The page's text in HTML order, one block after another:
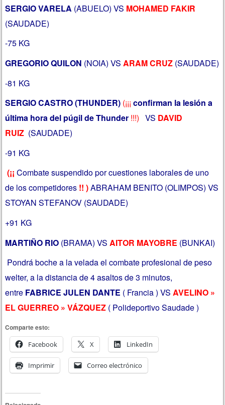
SERGIO VARELA (ABUELO) VS MOHAMED FAKIR
(SAUDADE)
-75 KG
GREGORIO QUILON (NOIA) VSARAM CRUZ (SAUDADE)
-81 KG
SERGIO CASTRO (THUNDER) (¡¡¡ confirman la lesión a
última hora del púgil de Thunder !!!) VS DAVID
RUIZ (SAUDADE)
-91 KG
(¡¡ Combate suspendido por cuestiones laborales de uno
de los competidores !! )ABRAHAM BENITO (OLIMPOS) VS
STOYAN STEFANOV (SAUDADE)
+91 KG
MARTIÑO RIO (BRAMA) VSAITOR MAYOBRE (BUNKAI)
Pondrá boche a la velada el combate profesional de peso
welter, a la distancia de 4 asaltos de 3 minutos,
entre FABRICE JULEN DANTE ( Francia ) VSAVELINO »
EL GUERREO » VÁZQUEZ ( Polideportivo Saudade )
Comparte esto:
Facebook
X LinkedIn
Imprimir Correo electrónico